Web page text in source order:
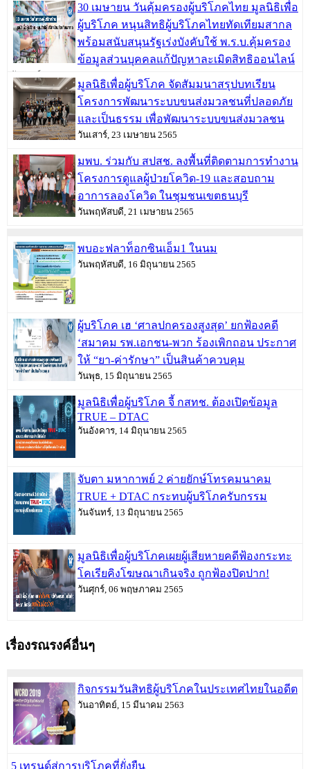
30 เมษายน วันคุ้มครองผู้บริโภคไทย มูลนิธิเพื่อ
ผู้บริโภค หนุนสิทธิผู้บริโภคไทยทัดเทียมสากล
พร้อมสนับสนุนรัฐเร่งบังคับใช้ พ.ร.บ.คุ้มครอง
ข้อมูลส่วนบุคคลแก้ปัญหาละเมิดสิทธิออนไลน์
มูลนิธิเพื่อผู้บริโภค จัดสัมมนาสรุปบทเรียน
โครงการพัฒนาระบบขนส่งมวลชนที่ปลอดภัย
และเป็นธรรม เพื่อพัฒนาระบบขนส่งมวลชน
วันเสาร์, 23 เมษายน 2565
มพบ. ร่วมกับ สปสช. ลงพื้นที่ติดตามการทำงาน
โครงการดูแลผู้ป่วยโควิด-19 และสอบถาม
อาการลองโควิด ในชุมชนเขตธนบุรี
วันพฤหัสบดี, 21 เมษายน 2565
พบอะฟลาท็อกซินเอ็ม1 ในนม
วันพฤหัสบดี, 16 มิถุนายน 2565
ผู้บริโภค เฮ ‘ศาลปกครองสูงสุด’ ยกฟ้องคดี
‘สมาคม รพ.เอกชน-พวก ร้องเพิกถอน ประกาศ
ให้ “ยา-ค่ารักษา” เป็นสินค้าควบคุม
วันพุธ, 15 มิถุนายน 2565
มูลนิธิเพื่อผู้บริโภค จี้ กสทช. ต้องเปิดข้อมูล
TRUE – DTAC
วันอังคาร, 14 มิถุนายน 2565
จับตา มหากาพย์ 2 ค่ายยักษ์โทรคมนาคม
TRUE + DTAC กระทบผู้บริโภครับกรรม
วันจันทร์, 13 มิถุนายน 2565
มูลนิธิเพื่อผู้บริโภคเผยผู้เสียหายคดีฟ้องกระทะ
โคเรียคิงโฆษณาเกินจริง ถูกฟ้องปิดปาก!
วันศุกร์, 06 พฤษภาคม 2565
เรื่องรณรงค์อื่นๆ
กิจกรรมวันสิทธิผู้บริโภคในประเทศไทยในอดีต
วันอาทิตย์, 15 มีนาคม 2563
5 เทรนด์สู่การบริโภคที่ยั่งยืน